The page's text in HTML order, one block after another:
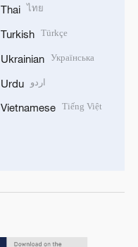
Thai ไทย
Turkish Türkçe
Ukrainian Українська
Urdu اردو
Vietnamese Tiếng Việt